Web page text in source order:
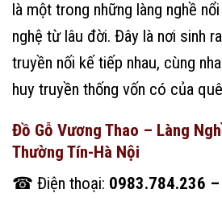
là một trong những làng nghề
nghệ từ lâu đời. Đây là nơi sinh
truyền nối kế tiếp nhau, cùng
huy truyền thống vốn có của
Đồ Gỗ Vương Thao – Làng
Thường Tín-Hà Nội
☎ Điện thoại: 0983.784.236